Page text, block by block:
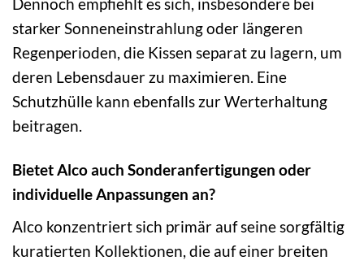
starker Sonneneinstrahlung oder längeren
Regenperioden, die Kissen separat zu lagern, um
deren Lebensdauer zu maximieren. Eine
Schutzhülle kann ebenfalls zur Werterhaltung
beitragen.
Bietet Alco auch Sonderanfertigungen oder
individuelle Anpassungen an?
Alco konzentriert sich primär auf seine sorgfältig
kuratierten Kollektionen, die auf einer breiten